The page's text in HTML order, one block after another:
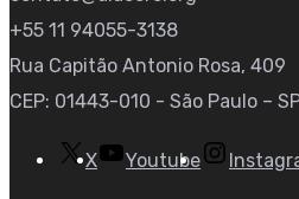
+55 11 94055-3138
Rua Capitão Antonio Rosa, 409
CEP: 01443-010 - São Paulo –
X Youtube